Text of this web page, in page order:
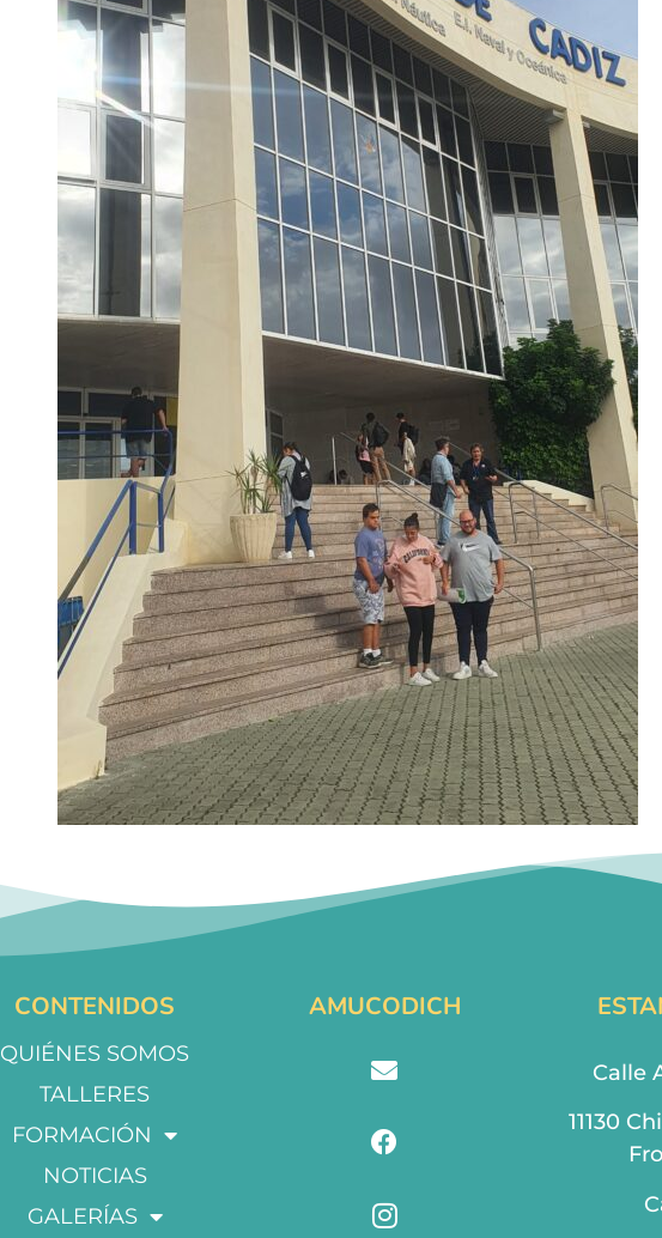
CONTENIDOS
QUIÉNES SOMOS
TALLERES
FORMACIÓN
NOTICIAS
GALERÍAS
AMUCODICH
Calle
11130